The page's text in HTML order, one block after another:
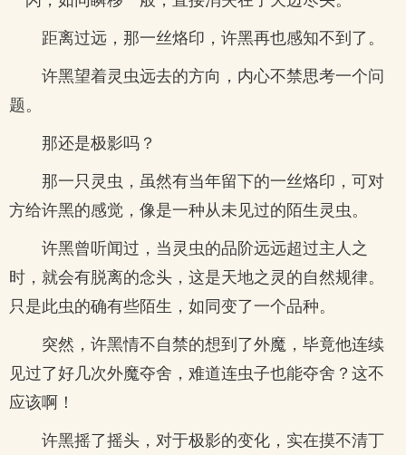
距离过远，那一丝烙印，许黑再也感知不到了。
许黑望着灵虫远去的方向，内心不禁思考一个问
题。
那还是极影吗？
那一只灵虫，虽然有当年留下的一丝烙印，可对
方给许黑的感觉，像是一种从未见过的陌生灵虫。
许黑曾听闻过，当灵虫的品阶远远超过主人之
时，就会有脱离的念头，这是天地之灵的自然规律。
只是此虫的确有些陌生，如同变了一个品种。
突然，许黑情不自禁的想到了外魔，毕竟他连续
见过了好几次外魔夺舍，难道连虫子也能夺舍？这不
应该啊！
许黑摇了摇头，对于极影的变化，实在摸不清丁